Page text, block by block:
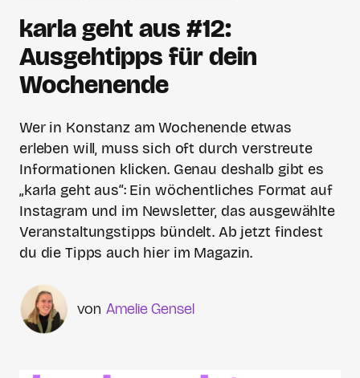
karla geht aus #12:
Ausgehtipps für dein
Wochenende
Wer in Konstanz am Wochenende etwas
erleben will, muss sich oft durch verstreute
Informationen klicken. Genau deshalb gibt es
„karla geht aus“: Ein wöchentliches Format auf
Instagram und im Newsletter, das ausgewählte
Veranstaltungstipps bündelt. Ab jetzt findest
du die Tipps auch hier im Magazin.
Amelie Gensel